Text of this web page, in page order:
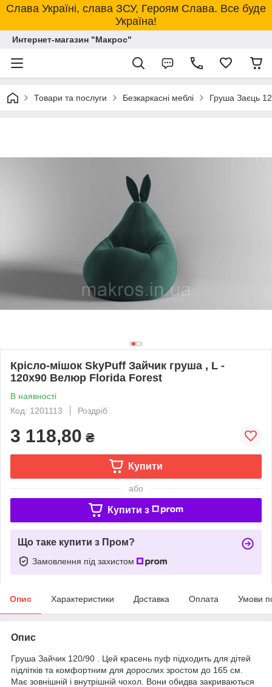
Слава Україні, слава ЗСУ, Героям Слава. Все буде
Україна!
Интернет-магазин "Макрос"
Товари та послуги Безкаркасні меблі Груша Заєць
Крісло-мішок SkyPuff Зайчик груша , L -
120х90 Велюр Florida Forest
В наявності
Код: 1201113
Роздріб
3 118,80 ₴
Купити
або
Купити з
Що таке купити з Пром?
Замовлення під захистом
Опис Характеристики Доставка Оплата Умови
Опис
Груша Зайчик 120/90 . Цей красень пуф підходить для дітей
підлітків та комфортним для дорослих зростом до 165 см.
Має зовнішній і внутрішній чохол. Вони обидва закриваються